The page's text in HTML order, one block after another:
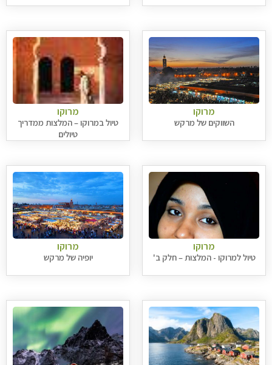
מרוקו
השווקים של מרקש
מרוקו
טיול במרוקו – המלצות ממדריך
טיולים
מרוקו
טיול למרוקו - המלצות – חלק ב'
מרוקו
יופיה של מרקש